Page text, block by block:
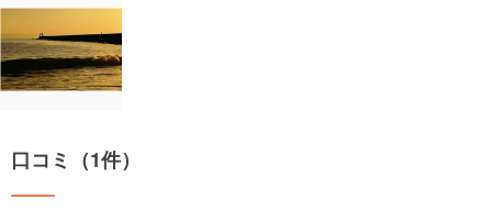
口コミ（1件）